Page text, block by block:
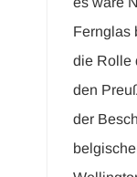
Fernglas
die Rolle
den
der